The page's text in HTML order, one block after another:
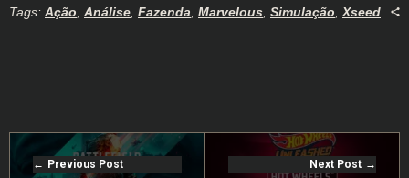
Tags: Ação Análise Fazenda Marvelous Simulação Xseed
Previous Post Next Post